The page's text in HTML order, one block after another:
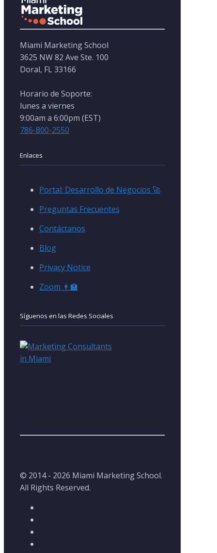
Miami Marketing School
3625 NW 82 Ave Ste. 100
Doral, FL 33166
Horario de Soporte:
lunes a viernes
9:00am a 6:00pm (EST)
786-800-2550
Enlaces
Portal: Desarrollo de Negocios 🚀
Preguntas Frecuentes
Contáctanos
Blog
Privacy Notice
Zoom 👨‍🏫
Síguenos en las Redes Sociales
© 2014 - 2026 Miami Marketing School.
All Rights Reserved.